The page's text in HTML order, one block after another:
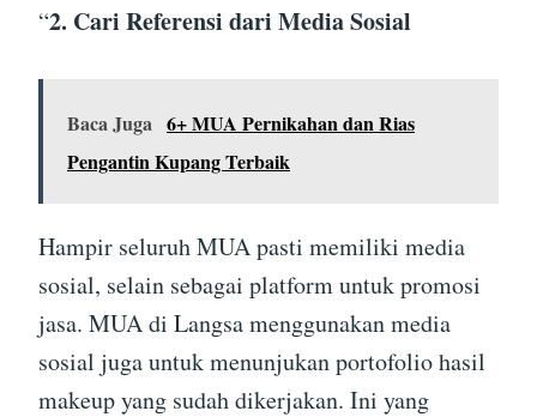
“2. Cari Referensi dari Media Sosial
Baca Juga 6+ MUA Pernikahan dan Rias
Pengantin Kupang Terbaik
Hampir seluruh MUA pasti memiliki media
sosial, selain sebagai platform untuk promosi
jasa. MUA di Langsa menggunakan media
sosial juga untuk menunjukan portofolio hasil
makeup yang sudah dikerjakan. Ini yang